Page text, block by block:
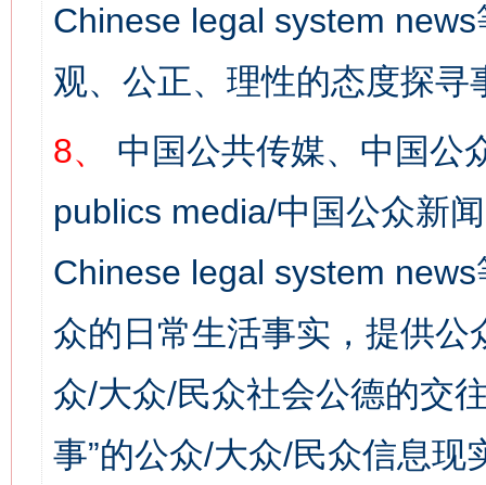
Chinese legal system
观、公正、理性的态度探寻
8、
中国公共传媒、中国公
publics media/中国公众新
Chinese legal system
众的日常生活事实，提供
众/大众/民众社会公德的交
事”的公众/大众/民众信息现